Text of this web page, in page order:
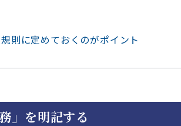
則に定めておくのがポイント
」を明記する